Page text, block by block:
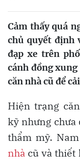
Cảm thấy quá
chủ quyết định
đạp xe trên
cánh đồng
căn nhà cũ để
Hiện trạng
kỹ nhưng chưa
thẩm mỹ.
nhà cũ và thiết